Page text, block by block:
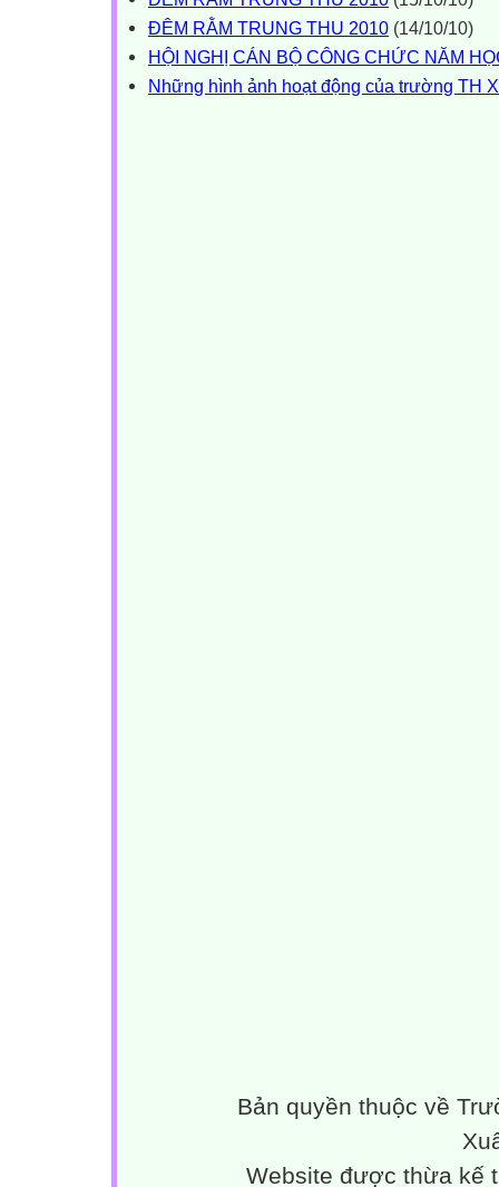
ĐÊM RẰM TRUNG THU 2010 (14/10/10)
HỘI NGHỊ CÁN BỘ CÔNG CHỨC NĂM
Những hình ảnh hoạt động của trường TH
Bản quyền thuộc về
Website được thừa kế